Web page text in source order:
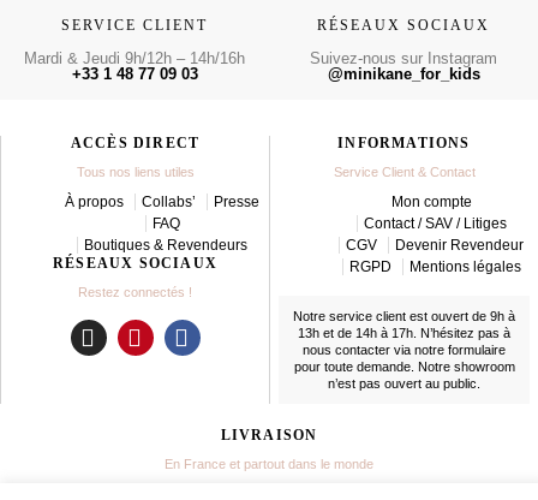
SERVICE CLIENT
Mardi & Jeudi 9h/12h – 14h/16h
+33 1 48 77 09 03
RÉSEAUX SOCIAUX
Suivez-nous sur Instagram
@minikane_for_kids
ACCÈS DIRECT
Tous nos liens utiles
À propos Collabs’
Presse
FAQ
Boutiques & Revendeurs
RÉSEAUX SOCIAUX
Restez connectés !
I
P
F
b
o
INFORMATIONS
Service Client & Contact
Mon compte
Contact / SAV / Litiges
CGV
Devenir Revendeur
RGPD
Mentions légales
Notre service client est ouvert de 9h à
13h et de 14h à 17h. N’hésitez pas à
nous contacter via notre formulaire
pour toute demande. Notre showroom
n’est pas ouvert au public.
LIVRAISON
En France et partout dans le monde